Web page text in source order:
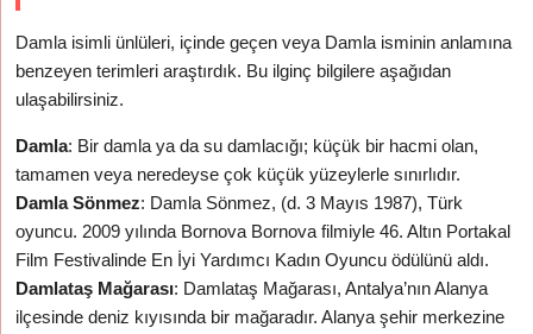
Damla isimli ünlüleri, içinde geçen veya Damla isminin anlamına
benzeyen terimleri araştırdık. Bu ilginç bilgilere aşağıdan
ulaşabilirsiniz.
Damla: Bir damla ya da su damlacığı; küçük bir hacmi olan,
tamamen veya neredeyse çok küçük yüzeylerle sınırlıdır.
Damla Sönmez: Damla Sönmez, (d. 3 Mayıs 1987), Türk
oyuncu. 2009 yılında Bornova Bornova filmiyle 46. Altın Portakal
Film Festivalinde En İyi Yardımcı Kadın Oyuncu ödülünü aldı.
Damlataş Mağarası: Damlataş Mağarası, Antalya’nın Alanya
ilçesinde deniz kıyısında bir mağaradır. Alanya şehir merkezine